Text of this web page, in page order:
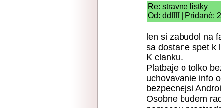
Re: stravne listky
Od: ddffff | Pridané:
len si zabudol na
sa dostane spet k
K clanku.
Platbaje o tolko
uchovavanie info
bezpecnejsi
Osobne budem